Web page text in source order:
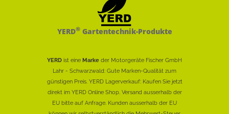
YERD®Gartentechnik-Produkte
YERD ist eine Marke der Motorgeräte Fischer GmbH
Lahr - Schwarzwald: Gute Marken-Qualität zum
günstigen Preis. YERD Lagerverkauf: Kaufen Sie jetzt
direkt im YERD Online Shop. Versand ausserhalb der
EU bitte auf Anfrage. Kunden ausserhalb der EU